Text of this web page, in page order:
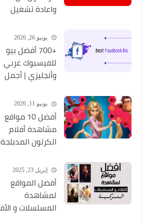
واعادة تشغيل
يونيو 26, 2026
+700 أفضل بيو
للفيسبوك عربي
وأنجليزي | أجمل
للفيسبوك 2026
Stylish Bio
يونيو 11, 2026
أفضل 10 مواقع
مشاهدة أفلام
الكرتون المدبلجة
إبريل 23, 2025
أفضل المواقع
لمشاهدة
المسلسلات و